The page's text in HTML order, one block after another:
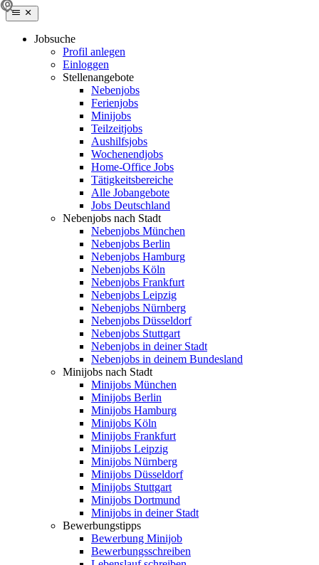
Jobsuche
Profil anlegen
Einloggen
Stellenangebote
Nebenjobs
Ferienjobs
Minijobs
Teilzeitjobs
Aushilfsjobs
Wochenendjobs
Home-Office Jobs
Tätigkeitsbereiche
Alle Jobangebote
Jobs Deutschland
Nebenjobs nach Stadt
Nebenjobs München
Nebenjobs Berlin
Nebenjobs Hamburg
Nebenjobs Köln
Nebenjobs Frankfurt
Nebenjobs Leipzig
Nebenjobs Nürnberg
Nebenjobs Düsseldorf
Nebenjobs Stuttgart
Nebenjobs in deiner Stadt
Nebenjobs in deinem Bundesland
Minijobs nach Stadt
Minijobs München
Minijobs Berlin
Minijobs Hamburg
Minijobs Köln
Minijobs Frankfurt
Minijobs Leipzig
Minijobs Nürnberg
Minijobs Düsseldorf
Minijobs Stuttgart
Minijobs Dortmund
Minijobs in deiner Stadt
Bewerbungstipps
Bewerbung Minijob
Bewerbungsschreiben